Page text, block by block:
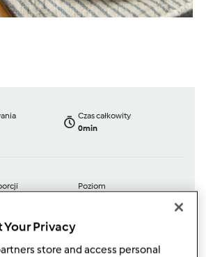
Czas całkowity
0min
Poziom
Your Privacy
store and access personal